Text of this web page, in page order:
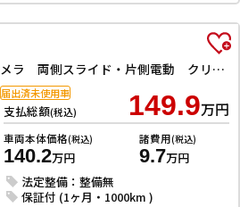
ベースグレード バックカメラ 両側スライド・片側電動 クリアランスソナー オートライト スマートキー アイドリングストップ 電動格納ミラー シートヒーター ベンチシート CVT ABS ESC エアコン
支払総額(税込) 149.9万円
車両本体価格(税込)
140.2万円
諸費用(税込)
9.7万円
法定整備：整備無
保証付 (1ヶ月・1000km )
届出済未使用車